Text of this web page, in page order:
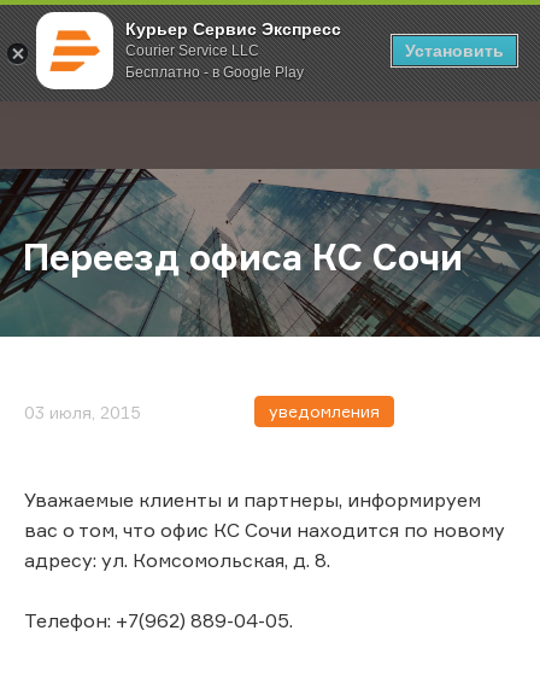
Курьер Сервис Экспресс
Courier Service LLC
Бесплатно - в Google Play
Установить
; Главная О компании Новости Переезд офиса КС Сочи
Переезд офиса КС Сочи
03 июля, 2015 уведомления
Уважаемые клиенты и партнеры, информируем
вас о том, что офис КС Сочи находится по новому
адресу: ул. Комсомольская, д. 8.
Телефон: +7(962) 889-04-05.